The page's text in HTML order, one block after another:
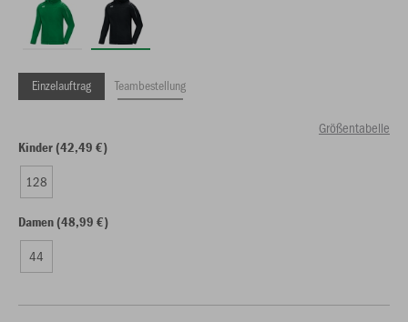
Einzelauftrag Teambestellung
Größentabelle
Kinder (42,49 €)
128
Damen (48,99 €)
44